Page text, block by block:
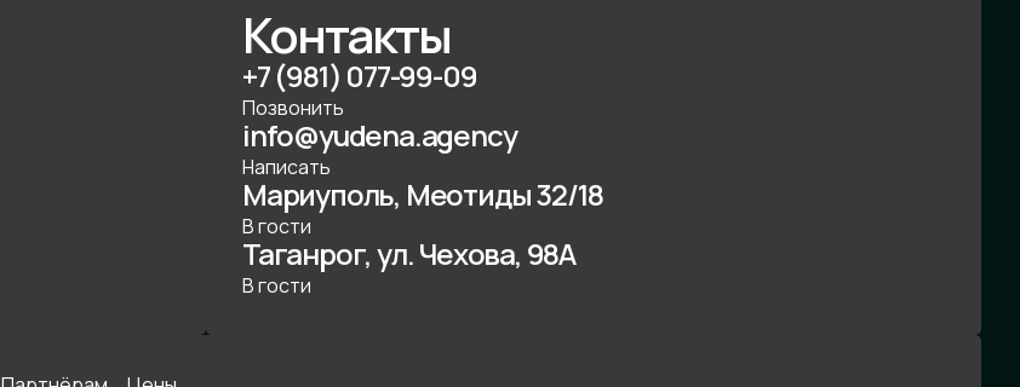
Контакты
+7 (981) 077-99-09
Позвонить
info@yudena.agency
Написать
Мариуполь, Меотиды 32/18
В гости
Таганрог, ул. Чехова, 98А
В гости